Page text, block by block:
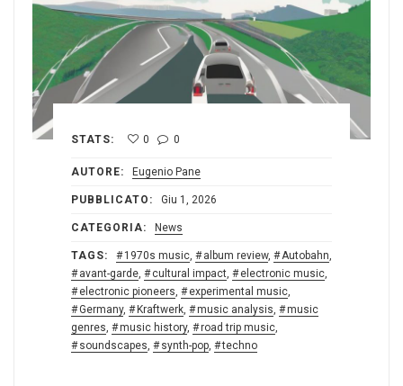
STATS: 0 0
AUTORE: Eugenio Pane
PUBBLICATO: Giu 1, 2026
CATEGORIA: News
TAGS: 1970s music, album review, Autobahn,
avant-garde, cultural impact, electronic music,
electronic pioneers, experimental music,
Germany, Kraftwerk, music analysis,
music
genres, music history, road trip music,
soundscapes, synth-pop, techno